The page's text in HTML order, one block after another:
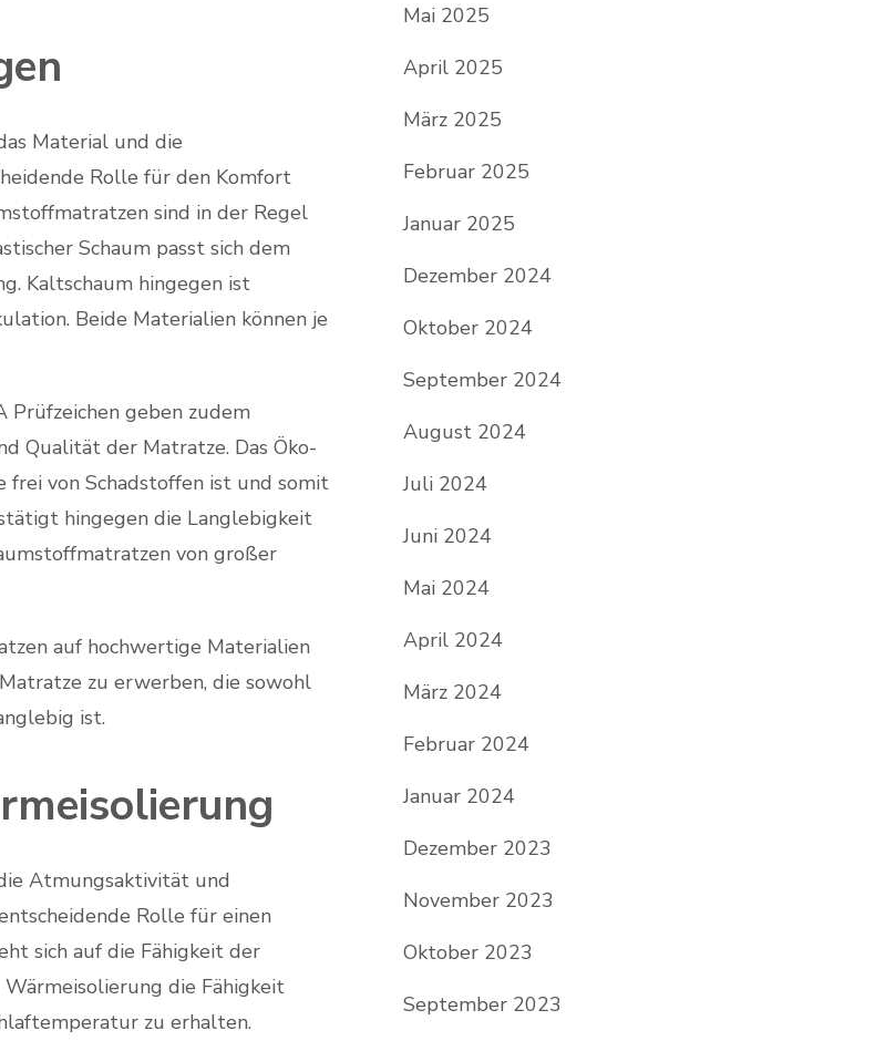
Material und die
Rolle für den Komfort
sind in der Regel
Schaum passt sich dem
Kaltschaum hingegen ist
Beide Materialien können je
Prüfzeichen geben zudem
Qualität der Matratze. Das Öko-
von Schadstoffen ist und somit
hingegen die Langlebigkeit
von großer
auf hochwertige Materialien
zu erwerben, die sowohl
ist.
Atmungsaktivität und
Rolle für einen
sich auf die Fähigkeit der
die Fähigkeit
zu erhalten.
Mai 2025
April 2025
März 2025
Februar 2025
Januar 2025
Dezember 2024
Oktober 2024
September 2024
August 2024
Juli 2024
Juni 2024
Mai 2024
April 2024
März 2024
Februar 2024
Januar 2024
Dezember 2023
November 2023
Oktober 2023
September 2023